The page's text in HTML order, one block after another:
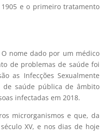
e o primeiro tratamento
nome dado por um médico
de problemas de saúde foi
as Infecções Sexualmente
de saúde pública de âmbito
infectadas em 2018.
microrganismos e que, da
XV, e nos dias de hoje